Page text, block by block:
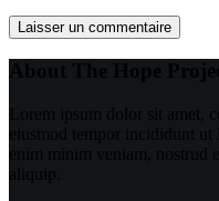
Laisser un commentaire
About The Hope
Lorem ipsum dolor sit amet,
eiusmod tempor incididunt ut
enim minim veniam, nostrud
aliquip.